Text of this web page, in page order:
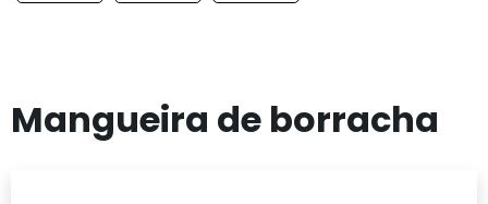
Mangueira de borracha